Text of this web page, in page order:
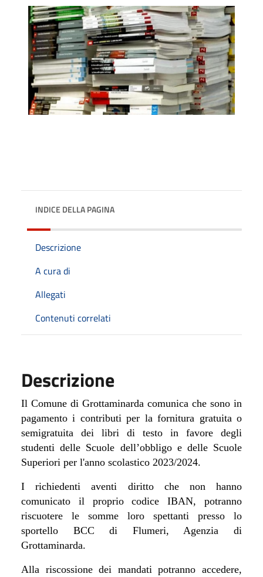
INDICE DELLA PAGINA
Descrizione
A cura di
Allegati
Contenuti correlati
Descrizione
Il Comune di Grottaminarda comunica che sono in
pagamento i contributi per la fornitura gratuita o
semigratuita dei libri di testo in favore degli
studenti delle Scuole dell’obbligo e delle Scuole
Superiori per l'anno scolastico 2023/2024.
I richiedenti aventi diritto che non hanno
comunicato il proprio codice IBAN, potranno
riscuotere le somme loro spettanti presso lo
sportello BCC di Flumeri, Agenzia di
Grottaminarda.
Alla riscossione dei mandati potranno accedere,